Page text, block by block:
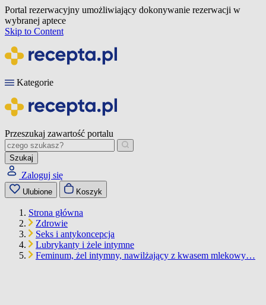
Portal rezerwacyjny umożliwiający dokonywanie rezerwacji w
wybranej aptece
Skip to Content
Kategorie
Przeszukaj zawartość portalu
Szukaj
Zaloguj się
Ulubione Koszyk
Strona główna
Zdrowie
Seks i antykoncepcja
Lubrykanty i żele intymne
Feminum, żel intymny, nawilżający z kwasem mlekowy…